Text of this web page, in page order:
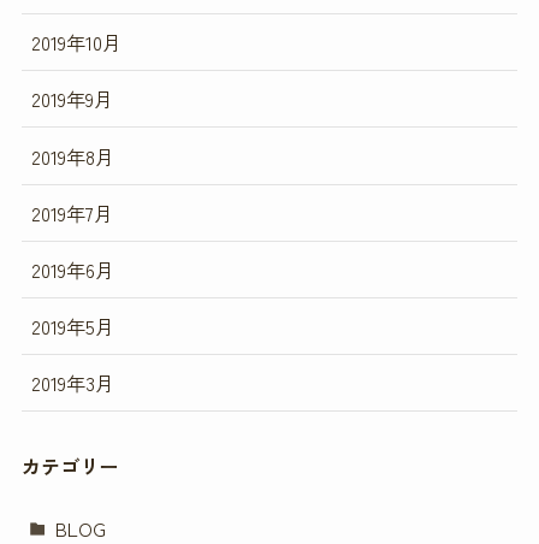
2019年10月
2019年9月
2019年8月
2019年7月
2019年6月
2019年5月
2019年3月
カテゴリー
BLOG